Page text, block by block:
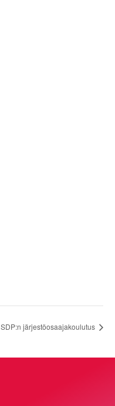
SDP:n järjestöosaajakoulutus